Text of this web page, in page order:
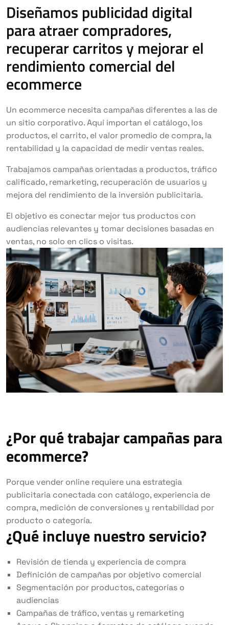
Diseñamos publicidad digital
para atraer compradores,
recuperar carritos y mejorar el
rendimiento comercial del
ecommerce
Un ecommerce necesita campañas diferentes a las de
un sitio corporativo. Aquí importan el catálogo, los
productos, el carrito, el valor promedio de compra, la
rentabilidad y la capacidad de medir ventas reales.
Trabajamos campañas orientadas a productos, tráfico
calificado, remarketing, recuperación de usuarios y
mejora del rendimiento de la inversión publicitaria.
El objetivo es conectar mejor tus productos con
audiencias relevantes y tomar decisiones basadas en
ventas, no solo en clics o visitas.
¿Por qué trabajar campañas para
ecommerce?
Porque vender online requiere una estrategia
publicitaria conectada con catálogo, experiencia de
compra, medición de conversiones y rentabilidad por
producto o categoría.
¿Qué incluye nuestro servicio?
Revisión de tienda y experiencia de compra
Definición de campañas por objetivo comercial
Segmentación por productos, categorías o
audiencias
Campañas de tráfico, ventas y remarketing